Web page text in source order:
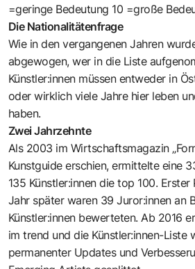
=geringe Bedeutung 10 =große
Die Nationalitätenfrage
Wie in den vergangenen Jahren
abgewogen, wer in die Liste
Künstler:innen müssen entweder in
oder wirklich viele Jahre hier leben
haben.
Zwei Jahrzehnte
Als 2003 im Wirtschaftsmagazin
Kunstguide erschien, ermittelte eine
135 Künstler:innen die top 100. Erster
Jahr später waren 39 Juror:innen an
Künstler:innen bewerteten. Ab 2016
im trend und die Künstler:innen-Liste
permanenter Updates und